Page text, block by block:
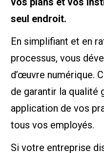
seul endroit.
En simplifiant et en
processus, vous
d’œuvre numérique.
de garantir la qualité
application de vos
tous vos employés.
Si votre entreprise